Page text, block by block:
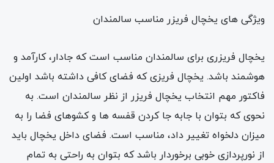
ویژگی های یخچال فریزر مناسب سالمندان
یخچال فریزری برای سالمندان مناسب است که جادار، کارآمد و
هوشمند باشد. یخچال فریزی که فضای کافی داشته باشد اولین
فاکتور مهم انتخاب یخچال فریزر از نظر سالمندان است. به
نحوی که بتوان با جابه جا کردن قفسه ها و کشوهای فضا را به
میزان دلخواه تغییر داد، مناسب است. فضای داخل یخچال باید
از نورپردازی خوبی برخوردار باشد که بتوان به راحتی به تمام